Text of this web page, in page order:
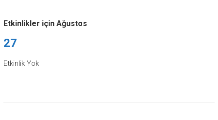
Etkinlikler için Ağustos
27
Etkinlik Yok